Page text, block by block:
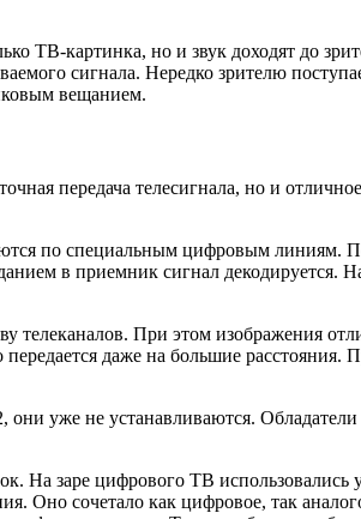
ТВ-картинка, но и звук доходят до
сигнала. Нередко зрителю
вещанием.
передача телесигнала, но и
по специальным цифровым линиям.
в приемник сигнал декодируется.
телеканалов. При этом изображения
даже на большие расстояния.
уже не устанавливаются.
На заре цифрового ТВ использовались
Оно сочетало как цифровое, так